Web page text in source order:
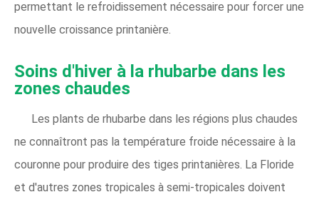
permettant le refroidissement nécessaire pour forcer une
nouvelle croissance printanière.
Soins d'hiver à la rhubarbe dans les
zones chaudes
Les plants de rhubarbe dans les régions plus chaudes
ne connaîtront pas la température froide nécessaire à la
couronne pour produire des tiges printanières. La Floride
et d'autres zones tropicales à semi-tropicales doivent